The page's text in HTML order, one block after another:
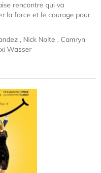
rencontre qui va
la force et le courage pour
, Nick Nolte , Camryn
Wasser